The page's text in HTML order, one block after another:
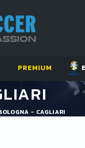
PREMIUM
- CAGLIARI